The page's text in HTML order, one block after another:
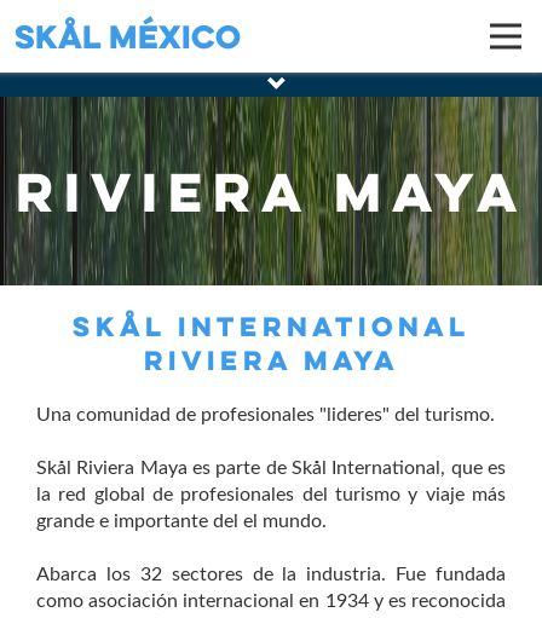
Skål México
Riviera Maya
SKÅL INTERNATIONAL
RIVIERA MAYA
Una comunidad de profesionales "lideres" del turismo.
Skål Riviera Maya es parte de Skål International, que es
la red global de profesionales del turismo y viaje más
grande e importante del el mundo.
Abarca los 32 sectores de la industria. Fue fundada
como asociación internacional en 1934 y es reconocida